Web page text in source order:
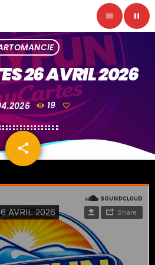
menu pause
26 AVRIL 2026
19
share
email